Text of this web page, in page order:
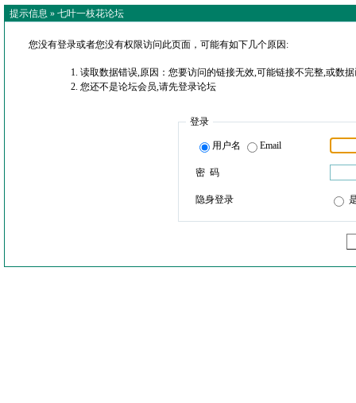
提示信息 » 七叶一枝花论坛
您没有登录或者您没有权限访问此页面，可能有如下几个原因:
读取数据错误,原因：您要访问的链接无效,可能链接不完整,或数
您还不是论坛会员,请先登录论坛
登录
用户名 Email
密 码
隐身登录